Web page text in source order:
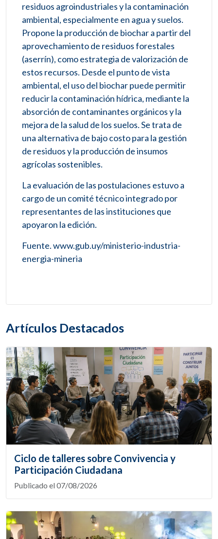
residuos agroindustriales y la contaminación
ambiental, especialmente en agua y suelos.
Propone la producción de biochar a partir del
aprovechamiento de residuos forestales
(aserrín), como estrategia de valorización de
estos recursos. Desde el punto de vista
ambiental, el uso del biochar puede permitir
reducir la contaminación hídrica, mediante la
absorción de contaminantes orgánicos y la
mejora de la salud de los suelos. Se trata de
una alternativa de bajo costo para la gestión
de residuos y la producción de insumos
agrícolas sostenibles.
La evaluación de las postulaciones estuvo a
cargo de un comité técnico integrado por
representantes de las instituciones que
apoyaron la edición.
Fuente. www.gub.uy/ministerio-industria-
energia-mineria
Artículos Destacados
Ciclo de talleres sobre Convivencia y
Participación Ciudadana
Publicado el 07/08/2026